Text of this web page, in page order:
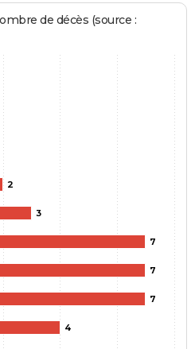
de décès (source :
2
3
7
7
7
4